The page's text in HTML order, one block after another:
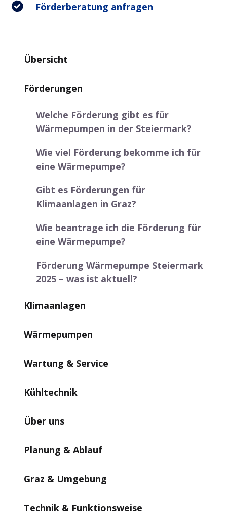
Übersicht
Förderungen
Welche Förderung gibt es für
Wärmepumpen in der Steiermark?
Wie viel Förderung bekomme ich für
eine Wärmepumpe?
Gibt es Förderungen für
Klimaanlagen in Graz?
Wie beantrage ich die Förderung für
eine Wärmepumpe?
Förderung Wärmepumpe Steiermark
2025 – was ist aktuell?
Klimaanlagen
Wärmepumpen
Wartung & Service
Kühltechnik
Über uns
Planung & Ablauf
Graz & Umgebung
Technik & Funktionsweise
Förderberatung anfragen